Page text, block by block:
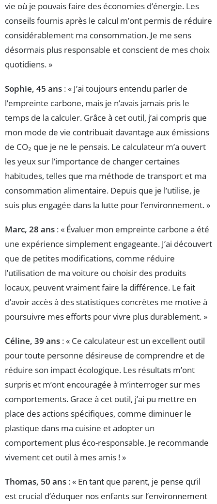
vie où je pouvais faire des économies d’énergie. Les
conseils fournis après le calcul m’ont permis de réduire
considérablement ma consommation. Je me sens
désormais plus responsable et conscient de mes choix
quotidiens. »
Sophie, 45 ans : « J’ai toujours entendu parler de
l’empreinte carbone, mais je n’avais jamais pris le
temps de la calculer. Grâce à cet outil, j’ai compris que
mon mode de vie contribuait davantage aux émissions
de CO₂ que je ne le pensais. Le calculateur m’a ouvert
les yeux sur l’importance de changer certaines
habitudes, telles que ma méthode de transport et ma
consommation alimentaire. Depuis que je l’utilise, je
suis plus engagée dans la lutte pour l’environnement. »
Marc, 28 ans : « Évaluer mon empreinte carbone a été
une expérience simplement engageante. J’ai découvert
que de petites modifications, comme réduire
l’utilisation de ma voiture ou choisir des produits
locaux, peuvent vraiment faire la différence. Le fait
d’avoir accès à des statistiques concrètes me motive à
poursuivre mes efforts pour vivre plus durablement. »
Céline, 39 ans : « Ce calculateur est un excellent outil
pour toute personne désireuse de comprendre et de
réduire son impact écologique. Les résultats m’ont
surpris et m’ont encouragée à m’interroger sur mes
comportements. Grace à cet outil, j’ai pu mettre en
place des actions spécifiques, comme diminuer le
plastique dans ma cuisine et adopter un
comportement plus éco-responsable. Je recommande
vivement cet outil à mes amis ! »
Thomas, 50 ans : « En tant que parent, je pense qu’il
est crucial d’éduquer nos enfants sur l’environnement